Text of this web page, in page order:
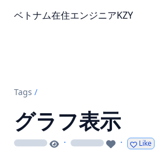
ベトナム在住エンジニアKZY
Tags /
グラフ表示
loading · loading · Like